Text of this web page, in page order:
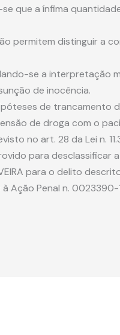
que a ínfima
permitem distinguir a
se a interpretação
de inocência.
de trancamento
de droga com o
no art. 28 da Lei n.
para desclassificar
para o delito
Ação Penal n. 0023390-